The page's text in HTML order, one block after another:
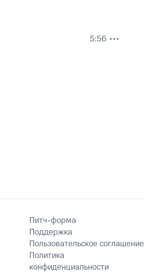
5:56
Питч-форма
Поддержка
Пользовательское соглашение
Политика
конфиденциальности